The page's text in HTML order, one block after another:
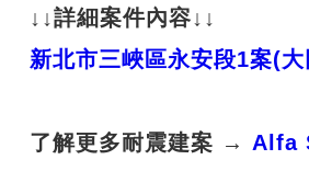
↓↓詳細案件內容↓↓
新北市三峽區永安段1案(大
了解更多耐震建案 → Alfa